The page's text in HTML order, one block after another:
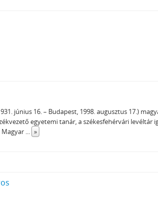
június 16. – Budapest, 1998. augusztus 17.)
egyetemi tanár, a székesfehérvári levéltár
Magyar ... »